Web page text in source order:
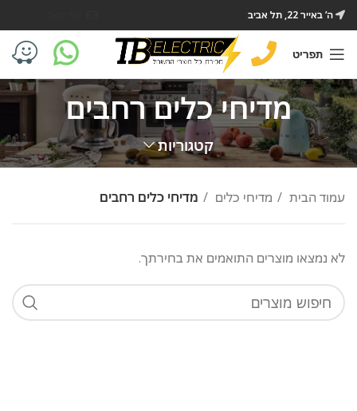
ה’ באייר 22, תל אביב
תפריט
מדיחי כלים רחבים
קטגוריות
עמוד הבית מדיחי כלים מדיחי כלים רחבים
לא נמצאו מוצרים התואמים את בחירתך.